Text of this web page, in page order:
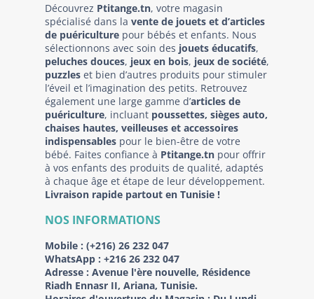
Découvrez Ptitange.tn, votre magasin
spécialisé dans la vente de jouets et d’articles
de puériculture pour bébés et enfants. Nous
sélectionnons avec soin des jouets éducatifs,
peluches douces, jeux en bois, jeux de société,
puzzles et bien d’autres produits pour stimuler
l’éveil et l’imagination des petits. Retrouvez
également une large gamme d’articles de
puériculture, incluant poussettes, sièges auto,
chaises hautes, veilleuses et accessoires
indispensables pour le bien-être de votre
bébé. Faites confiance à Ptitange.tn pour offrir
à vos enfants des produits de qualité, adaptés
à chaque âge et étape de leur développement.
Livraison rapide partout en Tunisie !
NOS INFORMATIONS
Mobile : (+216) 26 232 047
WhatsApp : +216 26 232 047
Adresse : Avenue l'ère nouvelle, Résidence
Riadh Ennasr II, Ariana, Tunisie.